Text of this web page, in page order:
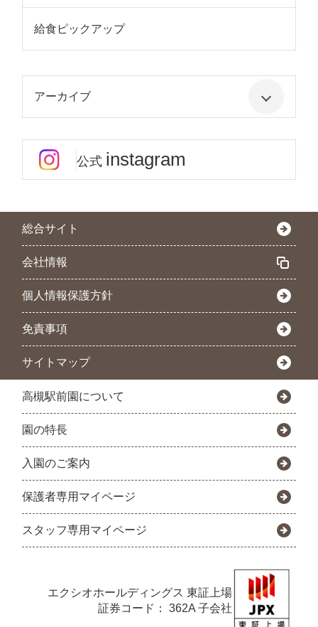
給食ピックアップ
アーカイブ
公式 instagram
総合サイト
会社情報
個人情報保護方針
免責事項
サイトマップ
高槻駅前園について
園の特長
入園のご案内
保護者専用マイページ
スタッフ専用マイページ
エクシオホールディングス 東証上場
証券コード： 362A 子会社